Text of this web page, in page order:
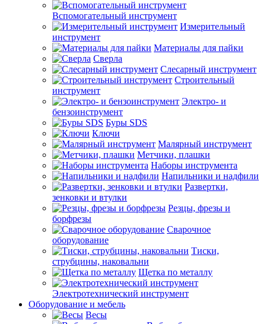
Вспомогательный инструмент
Измерительный
инструмент
Материалы для пайки
Сверла
Слесарный инструмент
Строительный
инструмент
Электро- и
бензоинструмент
Буры SDS
Ключи
Малярный инструмент
Метчики, плашки
Наборы инструмента
Напильники и надфили
Развертки,
зенковки и втулки
Резцы, фрезы и
борфрезы
Сварочное
оборудование
Тиски,
струбцины, наковальни
Щетка по металлу
Электротехнический инструмент
Оборудование и мебель
Весы